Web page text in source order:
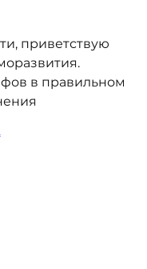
приветствую
в правильном